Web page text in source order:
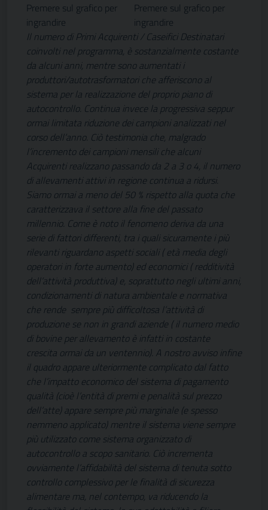
Premere sul grafico per
ingrandire
Premere sul grafico per
ingrandire
Il numero di Primi Acquirenti / Caseifici Destinatari
coinvolti nel programma, è sostanzialmente costante
da alcuni anni, mentre sono aumentati i
produttori/autotrasformatori che afferiscono al
sistema per la realizzazione del proprio piano di
autocontrollo. Continua invece la progressiva seppur
ormai limitata riduzione dei campioni analizzati nel
corso dell’anno. Ciò testimonia che, malgrado
l’incremento dei campioni mensili che alcuni
Acquirenti realizzano passando da 2 a 3 o 4, il numero
di allevamenti attivi in regione continua a ridursi.
Siamo ormai a meno del 50 % rispetto alla quota che
caratterizzava il settore alla fine del passato
millennio. Come è noto il fenomeno deriva da una
serie di fattori differenti, tra i quali sicuramente i più
rilevanti riguardano aspetti sociali ( età media degli
operatori in forte aumento) ed economici ( redditività
dell’attività produttiva) e, soprattutto negli ultimi anni,
condizionamenti di natura ambientale e normativa
che rende sempre più difficoltosa l’attività di
produzione se non in grandi aziende ( il numero medio
di bovine per allevamento è infatti in costante
crescita ormai da un ventennio). A nostro avviso infine
il quadro appare ulteriormente complicato dal fatto
che l’impatto economico del sistema di pagamento
qualità (cioè l’entità di premi e penalità sul prezzo
dell’atte) appare sempre più marginale (e spesso
nemmeno applicato) mentre il sistema viene sempre
più utilizzato come sistema organizzato di
autocontrollo a scopo sanitario. Ciò incrementa
ovviamente l’affidabilità del sistema di tenuta sotto
controllo complessivo per le finalità di sicurezza
alimentare ma, nel contempo, va riducendo la